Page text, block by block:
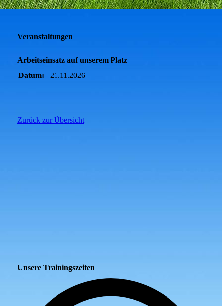
Veranstaltungen
Arbeitseinsatz auf unserem Platz
Datum:
21.11.2026
Zurück zur Übersicht
Unsere Trainingszeiten